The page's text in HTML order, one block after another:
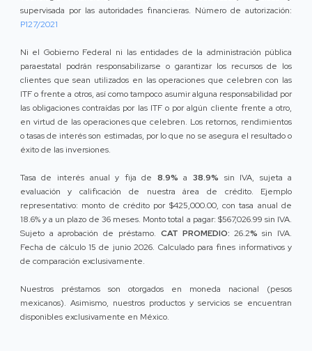
supervisada por las autoridades financieras. Número de autorización:
P127/2021
Ni el Gobierno Federal ni las entidades de la administración pública
paraestatal podrán responsabilizarse o garantizar los recursos de los
clientes que sean utilizados en las operaciones que celebren con las
ITF o frente a otros, así como tampoco asumir alguna responsabilidad por
las obligaciones contraídas por las ITF o por algún cliente frente a otro,
en virtud de las operaciones que celebren. Los retornos, rendimientos
o tasas de interés son estimadas, por lo que no se asegura el resultado o
éxito de las inversiones.
Tasa de interés anual y fija de 8.9% a 38.9% sin IVA, sujeta a
evaluación y calificación de nuestra área de crédito. Ejemplo
representativo: monto de crédito por $425,000.00, con tasa anual de
18.6% y a un plazo de 36 meses. Monto total a pagar: $567,026.99 sin IVA.
Sujeto a aprobación de préstamo. CAT PROMEDIO: 26.2% sin IVA.
Fecha de cálculo 15 de junio 2026. Calculado para fines informativos y
de comparación exclusivamente.
Nuestros préstamos son otorgados en moneda nacional (pesos
mexicanos). Asimismo, nuestros productos y servicios se encuentran
disponibles exclusivamente en México.